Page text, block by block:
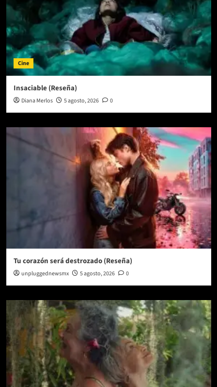
Cine
Insaciable (Reseña)
Diana Merlos 5 agosto, 2026 0
Tu corazón será destrozado (Reseña)
unpluggednewsmx 5 agosto, 2026 0